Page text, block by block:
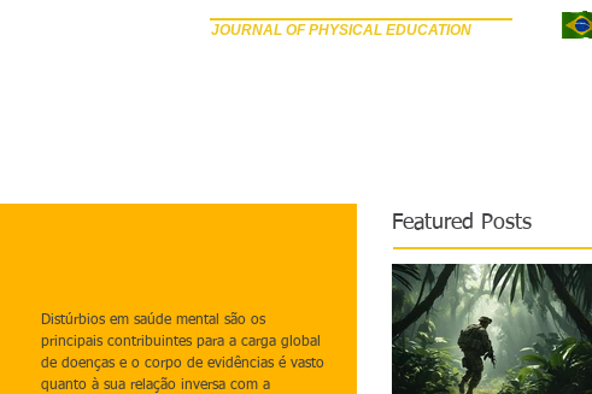
JOURNAL OF PHYSICAL EDUCATION
Distúrbios em saúde mental são os
principais contribuintes para a carga global
de doenças e o corpo de evidências é vasto
quanto à sua relação inversa com a
Featured Posts